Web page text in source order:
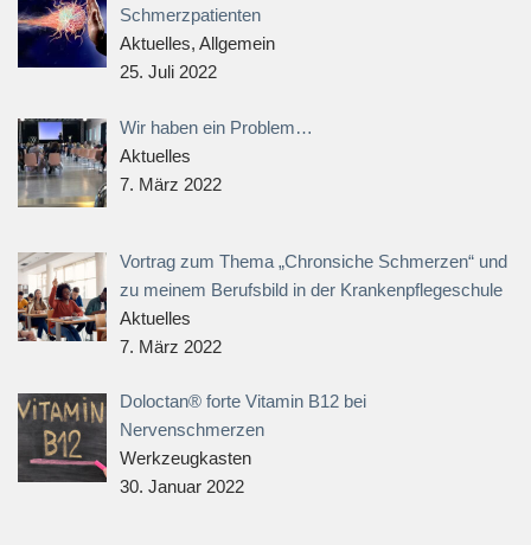
Schmerzpatienten
Aktuelles, Allgemein
25. Juli 2022
Wir haben ein Problem…
Aktuelles
7. März 2022
Vortrag zum Thema „Chronsiche Schmerzen“ und
zu meinem Berufsbild in der Krankenpflegeschule
Aktuelles
7. März 2022
Doloctan® forte Vitamin B12 bei
Nervenschmerzen
Werkzeugkasten
30. Januar 2022